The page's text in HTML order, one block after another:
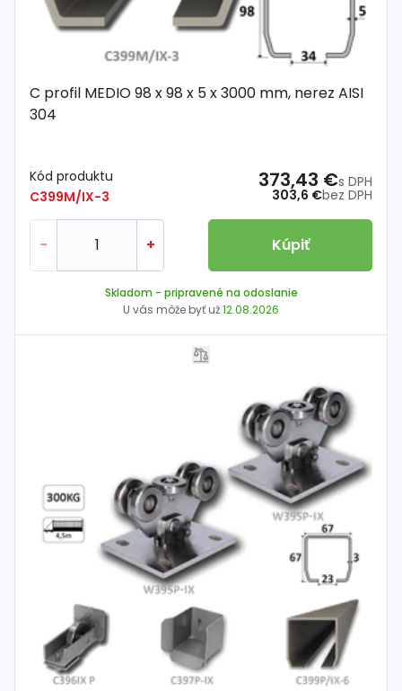
C profil MEDIO 98 x 98 x 5 x 3000 mm, nerez AISI
304
Kód produktu
C399M/IX-3
303,6 €bez DPH
373,43 €s DPH
- + Kúpiť
Skladom - pripravené na odoslanie
U vás môže byť už12.08.2026